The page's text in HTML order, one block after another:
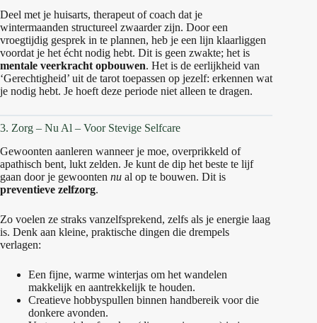
Deel met je huisarts, therapeut of coach dat je
wintermaanden structureel zwaarder zijn. Door een
vroegtijdig gesprek in te plannen, heb je een lijn klaarliggen
voordat je het écht nodig hebt. Dit is geen zwakte; het is
mentale veerkracht opbouwen. Het is de eerlijkheid van
‘Gerechtigheid’ uit de tarot toepassen op jezelf: erkennen wat
je nodig hebt. Je hoeft deze periode niet alleen te dragen.
3. Zorg – Nu Al – Voor Stevige Selfcare
Gewoonten aanleren wanneer je moe, overprikkeld of
apathisch bent, lukt zelden. Je kunt de dip het beste te lijf
gaan door je gewoonten nu al op te bouwen. Dit is
preventieve zelfzorg.
Zo voelen ze straks vanzelfsprekend, zelfs als je energie laag
is. Denk aan kleine, praktische dingen die drempels
verlagen:
Een fijne, warme winterjas om het wandelen
makkelijk en aantrekkelijk te houden.
Creatieve hobbyspullen binnen handbereik voor die
donkere avonden.